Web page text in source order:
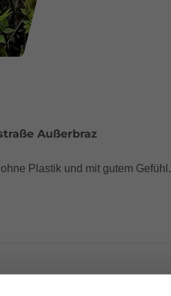
Außerbraz
Plastik und mit gutem Gefühl.